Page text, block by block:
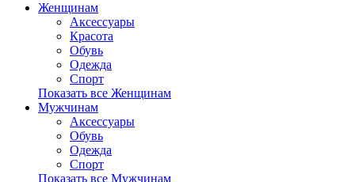
Женщинам
Аксессуары
Красота
Обувь
Одежда
Спорт
Показать все Женщинам
Мужчинам
Аксессуары
Обувь
Одежда
Спорт
Показать все Мужчинам